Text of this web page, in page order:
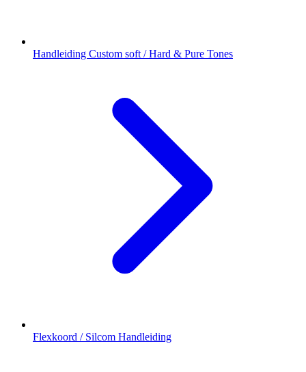
Handleiding Custom soft / Hard & Pure Tones
Flexkoord / Silcom Handleiding